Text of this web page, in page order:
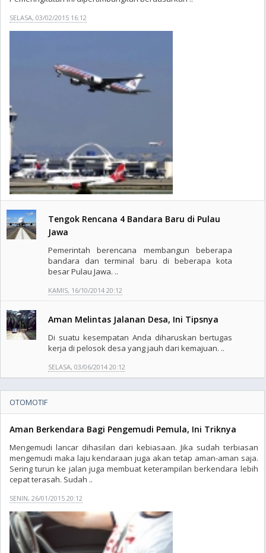
SELASA, 03/02/2015 16:12
Tengok Rencana 4 Bandara Baru di Pulau
Jawa
Pemerintah berencana membangun beberapa
bandara dan terminal baru di beberapa kota
besar Pulau Jawa. ..
KAMIS, 16/10/2014 20:12
Aman Melintas Jalanan Desa, Ini Tipsnya
Di suatu kesempatan Anda diharuskan bertugas
kerja di pelosok desa yang jauh dari kemajuan. ..
SELASA, 03/06/2014 20:12
OTOMOTIF
Aman Berkendara Bagi Pengemudi Pemula, Ini Triknya
Mengemudi lancar dihasilan dari kebiasaan. Jika sudah terbiasan
mengemudi maka laju kendaraan juga akan tetap aman-aman saja.
Sering turun ke jalan juga membuat keterampilan berkendara lebih
cepat terasah. Sudah ..
SENIN, 26/01/2015 20:12